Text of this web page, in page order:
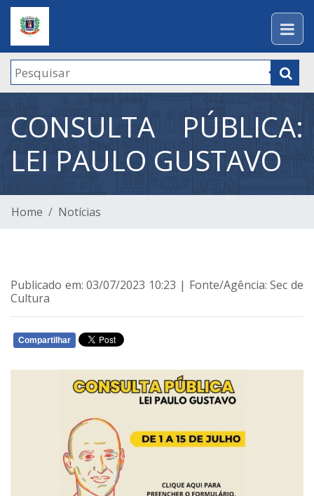
CONSULTA PÚBLICA:
LEI PAULO GUSTAVO
Home Notícias
Publicado em: 03/07/2023 10:23 | Fonte/Agência: Sec de
Cultura
Compartilhar